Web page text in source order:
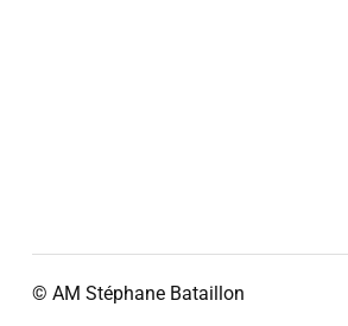
© AM Stéphane Bataillon